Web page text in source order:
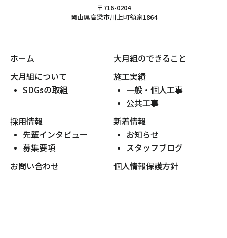
〒716-0204
岡山県高梁市川上町領家1864
ホーム
大月組のできること
大月組について
SDGsの取組
施工実績
一般・個人工事
公共工事
採用情報
先輩インタビュー
募集要項
新着情報
お知らせ
スタッフブログ
お問い合わせ
個人情報保護方針